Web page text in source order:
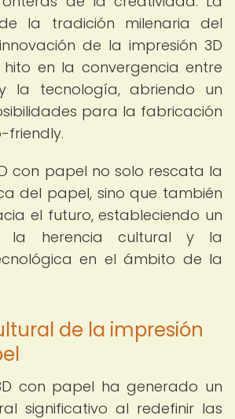
la tradición milenaria del
de la impresión 3D
en la convergencia entre
la tecnología, abriendo un
para la fabricación
friendly.
con papel no solo rescata la
del papel, sino que también
el futuro, estableciendo un
la herencia cultural y la
en el ámbito de la
de la impresión
con papel ha generado un
significativo al redefinir las